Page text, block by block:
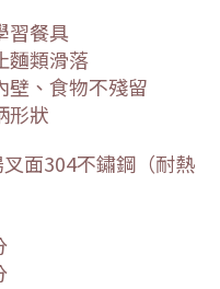
習餐具
麵類滑落
壁、食物不殘留
形狀
面304不鏽鋼（耐熱